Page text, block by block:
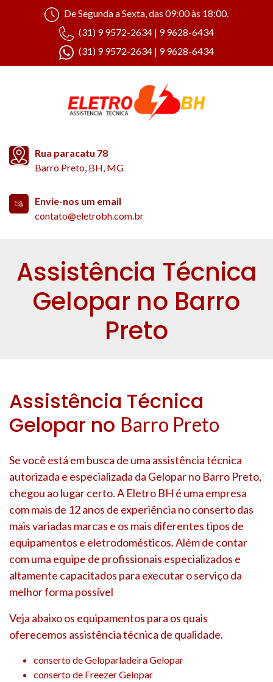
De Segunda a Sexta, das 09:00 às 18:00.
(31) 9 9572-2634 | 9 9628-6434
(31) 9 9572-2634 | 9 9628-6434
Rua paracatu 78
Barro Preto, BH, MG
Envie-nos um email
contato@eletrobh.com.br
Assistência Técnica
Gelopar no Barro
Preto
Assistência Técnica
Gelopar no Barro Preto
Se você está em busca de uma assistência técnica
autorizada e especializada da Gelopar no Barro Preto,
chegou ao lugar certo. A Eletro BH é uma empresa
com mais de 12 anos de experiência no conserto das
mais variadas marcas e os mais diferentes tipos de
equipamentos e eletrodomésticos. Além de contar
com uma equipe de profissionais especializados e
altamente capacitados para executar o serviço da
melhor forma possível
Veja abaixo os equipamentos para os quais
oferecemos assistência técnica de qualidade.
conserto de Geloparladeira Gelopar
conserto de Freezer Gelopar